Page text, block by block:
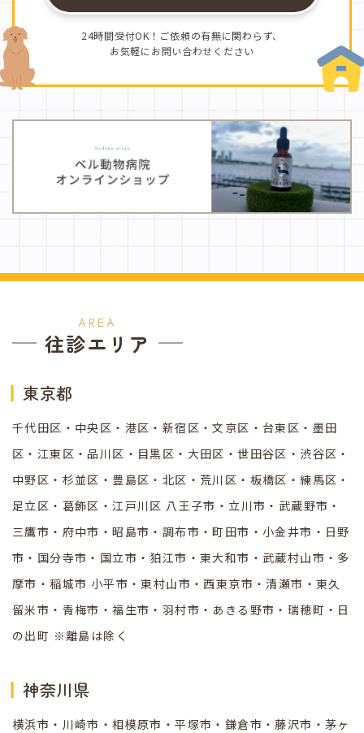
24時間受付OK！ご依頼の有無に関わらず、
お気軽にお問い合わせください
AREA
往診エリア
東京都
千代田区・中央区・港区・新宿区・文京区・台東区・墨田
区・江東区・品川区・目黒区・大田区・世田谷区・渋谷区・
中野区・杉並区・豊島区・北区・荒川区・板橋区・練馬区・
足立区・葛飾区・江戸川区 八王子市・立川市・武蔵野市・
三鷹市・府中市・昭島市・調布市・町田市・小金井市・日野
市・国分寺市・国立市・狛江市・東大和市・武蔵村山市・多
摩市・稲城市 小平市・東村山市・西東京市・清瀬市・東久
留米市・青梅市・福生市・羽村市・あきる野市・瑞穂町・日
の出町 ※離島は除く
神奈川県
横浜市・川崎市・相模原市・平塚市・鎌倉市・藤沢市・茅ヶ